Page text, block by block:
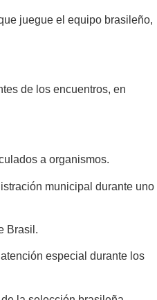
juegue el equipo brasileño,
de los encuentros, en
a organismos.
municipal durante uno
Brasil.
especial durante los